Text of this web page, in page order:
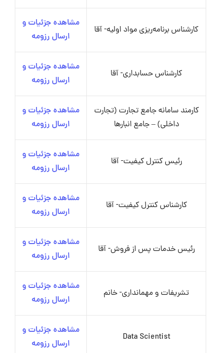
کارشناس برنامه‌ریزی مواد اولیه- آقا
مشاهده جزئیات و
ارسال رزومه
کارشناس حسابداری- آقا
مشاهده جزئیات و
ارسال رزومه
کارمند سامانه جامع تجارت (تجارت
داخلی) – جامع انبارها
مشاهده جزئیات و
ارسال رزومه
رئیس کنترل کیفیت- آقا
مشاهده جزئیات و
ارسال رزومه
کارشناس کنترل کیفیت- آقا
مشاهده جزئیات و
ارسال رزومه
رئیس خدمات پس از فروش- آقا
مشاهده جزئیات و
ارسال رزومه
تشریفات و مهمانداری- خانم
مشاهده جزئیات و
ارسال رزومه
Data Scientist
مشاهده جزئیات و
ارسال رزومه